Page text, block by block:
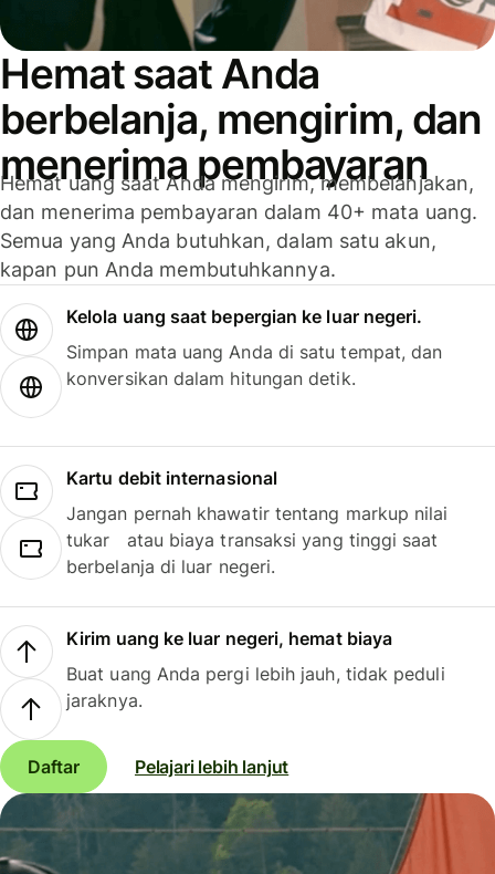
Hemat saat Anda
berbelanja, mengirim, dan
menerima pembayaran
Hemat uang saat Anda mengirim, membelanjakan,
dan menerima pembayaran dalam 40+ mata uang.
Semua yang Anda butuhkan, dalam satu akun,
kapan pun Anda membutuhkannya.
Kelola uang saat bepergian ke luar negeri.
Simpan mata uang Anda di satu tempat, dan
konversikan dalam hitungan detik.
Kartu debit internasional
Jangan pernah khawatir tentang markup nilai
tukar atau biaya transaksi yang tinggi saat
berbelanja di luar negeri.
Kirim uang ke luar negeri, hemat biaya
Buat uang Anda pergi lebih jauh, tidak peduli
jaraknya.
Daftar Pelajari lebih lanjut